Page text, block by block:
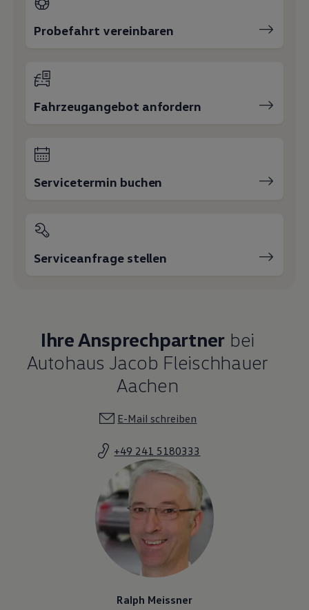
Probefahrt vereinbaren
Fahrzeugangebot anfordern
Servicetermin buchen
Serviceanfrage stellen
Ihre Ansprechpartner bei
Autohaus Jacob Fleischhauer
Aachen
E-Mail schreiben
+49 241 5180333
Ralph Meissner